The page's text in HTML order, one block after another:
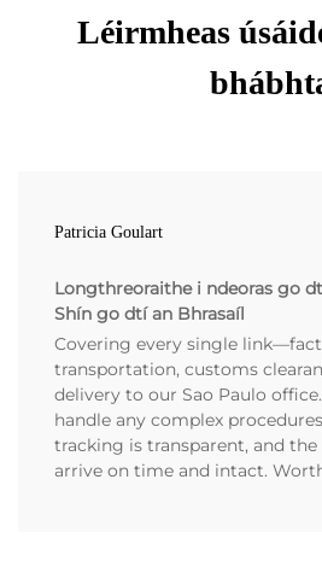
Léirmheas
Patricia Goulart
Longthreoraithe i ndeoras go
Shín go dtí an Bhrasaíl
Covering every single
transportation, customs
delivery to our Sao Paulo
handle any complex
tracking is transparent, and
arrive on time and intact.